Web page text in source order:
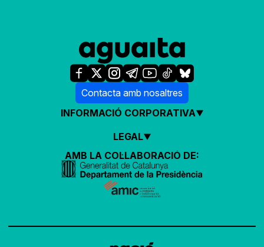
Contacta amb nosaltres
INFORMACIÓ CORPORATIVA
LEGAL
AMB LA COL·LABORACIÓ DE: